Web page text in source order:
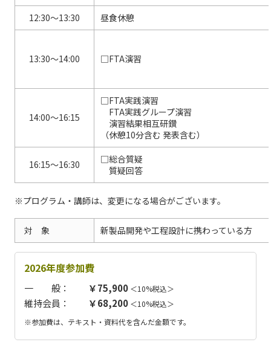
12:30～13:30
昼食休憩
13:30～14:00 □FTA演習
14:00～16:15
□FTA実践演習
FTA実践グループ演習
演習結果相互研鑚
（休憩10分含む 発表含む）
16:15～16:30
□総合質疑
質疑回答
※プログラム・講師は、変更になる場合がございます。
対 象 新製品開発や工程設計に携わっている方
2026年度参加費
一 般： ￥75,900 ＜10%税込＞
維持会員： ￥68,200 ＜10%税込＞
※参加費は、テキスト・資料代を含んだ金額です。